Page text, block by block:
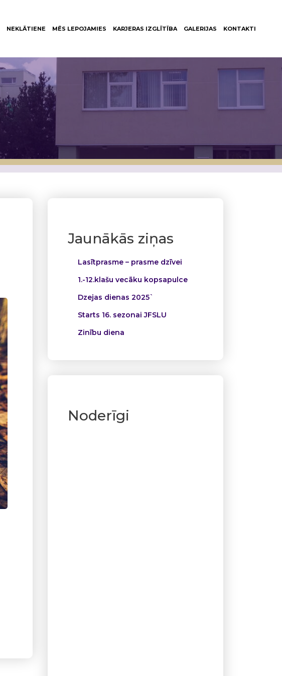
NEKLĀTIENE MĒS LEPOJAMIES KARJERAS IZGLĪTĪBA GALERIJAS KONTAKTI
Jaunākās ziņas
Lasītprasme – prasme dzīvei
1.-12.klašu vecāku kopsapulce
Dzejas dienas 2025`
Starts 16. sezonai JFSLU
Zinību diena
Noderīgi